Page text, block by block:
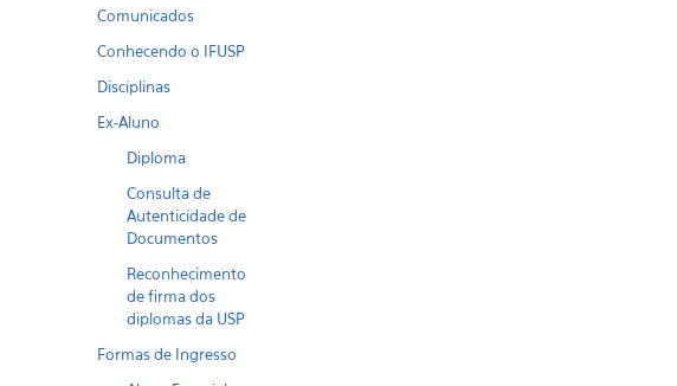
Comunicados
Conhecendo o IFUSP
Disciplinas
Ex-Aluno
Diploma
Consulta de
Autenticidade de
Documentos
Reconhecimento
de firma dos
diplomas da USP
Formas de Ingresso